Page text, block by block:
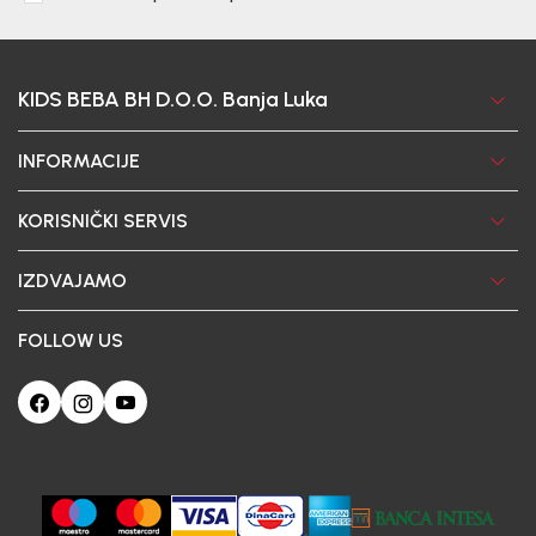
KIDS BEBA BH D.O.O. Banja Luka
INFORMACIJE
KORISNIČKI SERVIS
IZDVAJAMO
FOLLOW US